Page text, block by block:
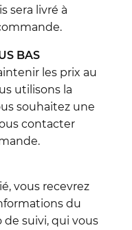
sera livré à
BAS
les prix au
utilisons la
souhaitez une
contacter
vous recevrez
du
suivi, qui vous